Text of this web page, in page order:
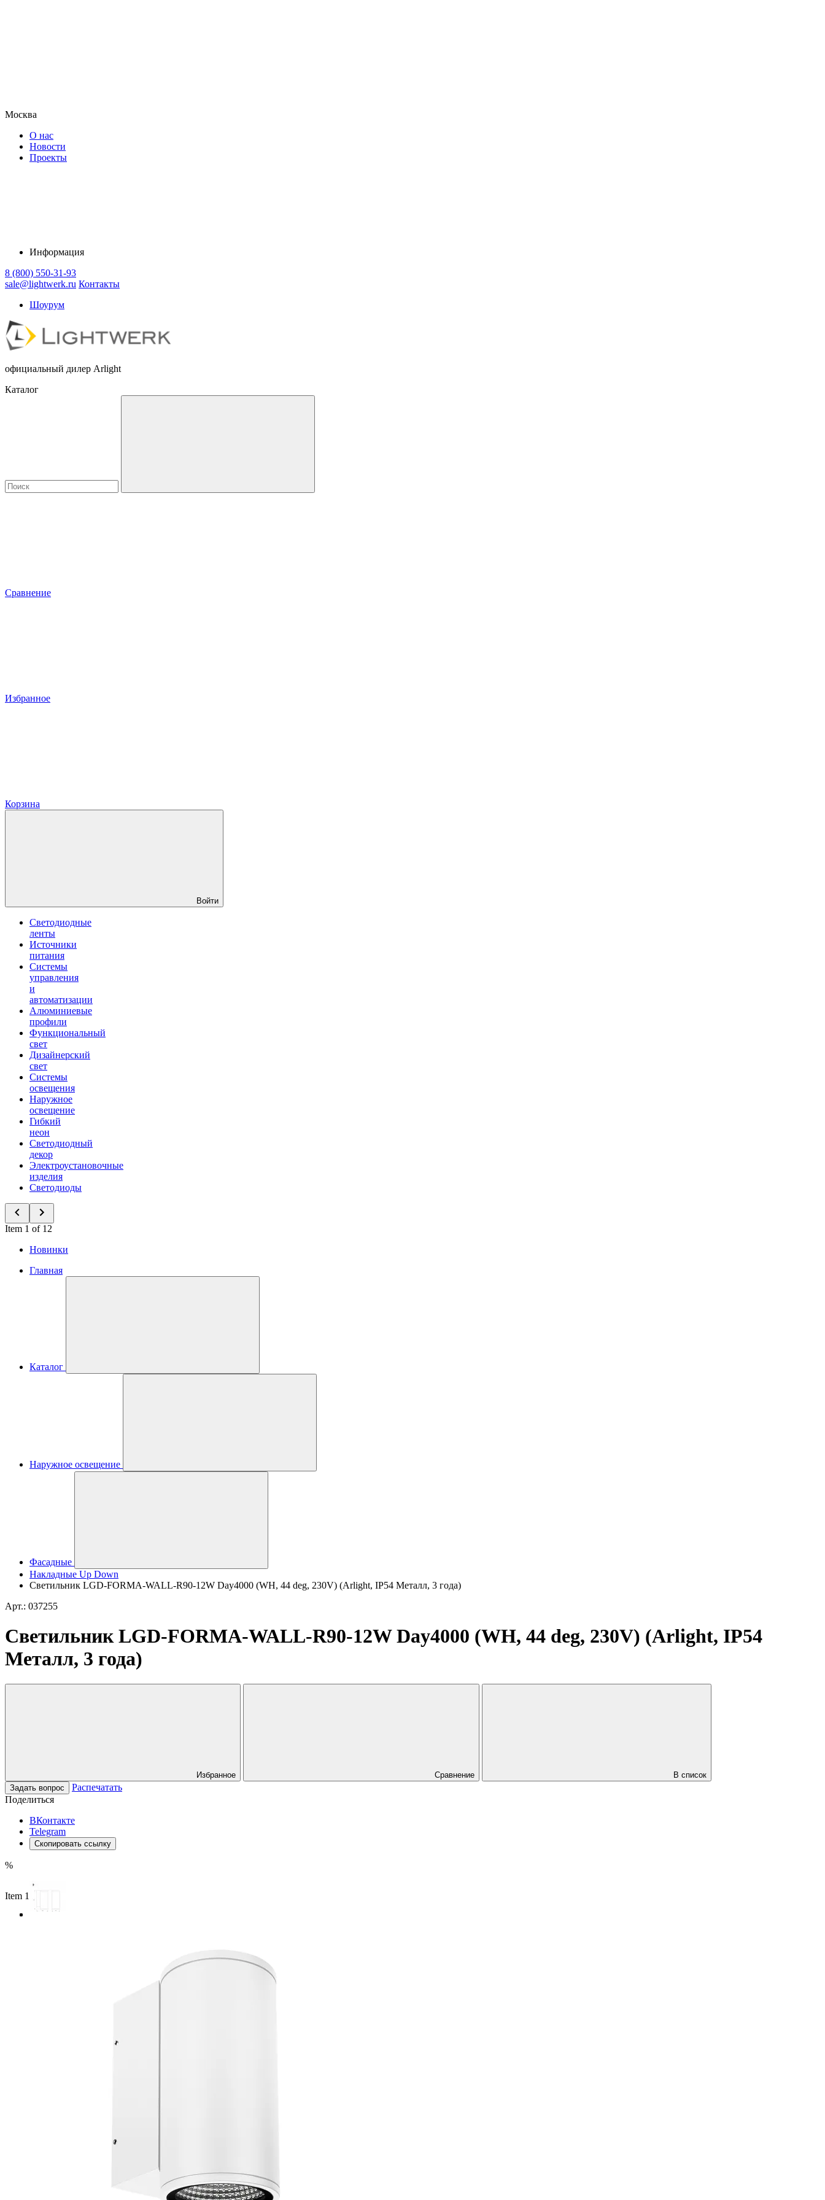
Москва
О нас
Новости
Проекты
Информация
8 (800) 550-31-93
sale@lightwerk.ru Контакты
Шоурум
официальный дилер Arlight
Каталог
Сравнение
Избранное
Корзина
Войти
Светодиодные
ленты
Источники
питания
Системы
управления
и
автоматизации
Алюминиевые
профили
Функциональный
свет
Дизайнерский
свет
Системы
освещения
Наружное
освещение
Гибкий
неон
Светодиодный
декор
Электроустановочные
изделия
Светодиоды
Item 1 of 12
Новинки
Главная
Каталог
Наружное освещение
Фасадные
Накладные Up Down
Светильник LGD-FORMA-WALL-R90-12W Day4000 (WH, 44 deg, 230V) (Arlight, IP54 Металл, 3 года)
Арт.: 037255
Светильник LGD-FORMA-WALL-R90-12W Day4000 (WH, 44 deg, 230V) (Arlight, IP54
Металл, 3 года)
Избранное Сравнение
В список
Задать вопрос
Распечатать
Поделиться
ВКонтакте
Telegram
Скопировать ссылку
%
Item 1 of 3